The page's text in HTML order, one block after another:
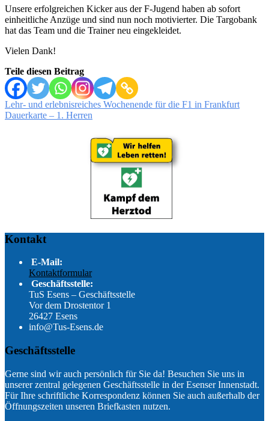
Unsere erfolgreichen Kicker aus der F-Jugend haben ab sofort
einheitliche Anzüge und sind nun noch motivierter. Die Targobank
hat das Team und die Trainer neu eingekleidet.
Vielen Dank!
Teile diesen Beitrag
Beitragsnavigation
Lehr- und erlebnisreiches Wochenende für die F1 in Frankfurt
Dauerkarte – 1. Herren
Kontakt
E-Mail:
Kontaktformular
Geschäftsstelle:
TuS Esens – Geschäftsstelle
Vor dem Drostentor 1
26427 Esens
info@Tus-Esens.de
Geschäftsstelle
Gerne sind wir auch persönlich für Sie da! Besuchen Sie uns in
unserer zentral gelegenen Geschäftsstelle in der Esenser Innenstadt.
Für Ihre schriftliche Korrespondenz können Sie auch außerhalb der
Öffnungszeiten unseren Briefkasten nutzen.